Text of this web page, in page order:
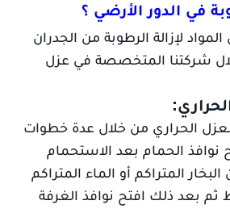
في الدور الأرضي ؟
لإزالة الرطوبة من الجدران
شركتنا المتخصصة في عزل
الحراري من خلال عدة خطوات
الحمام بعد الاستحمام
المتراكم أو الماء المتراكم
ثم بعد ذلك افتح نوافذ الغرفة